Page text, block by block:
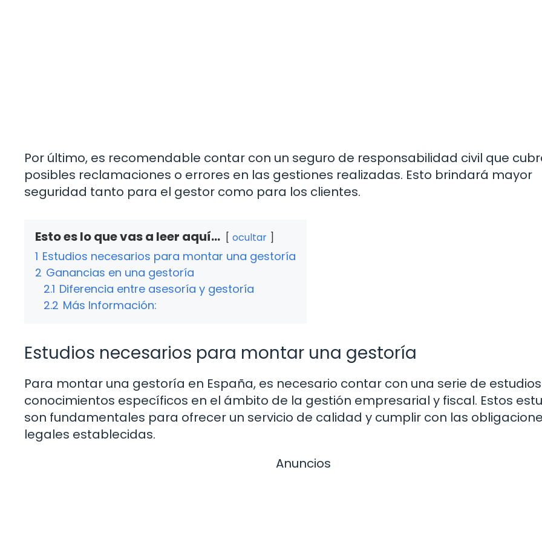
Por último, es recomendable contar con un seguro de responsabilidad civil que
posibles reclamaciones o errores en las gestiones realizadas. Esto brindará mayor
seguridad tanto para el gestor como para los clientes.
Esto es lo que vas a leer aquí... ocultar
1 Estudios necesarios para montar una gestoría
2 Ganancias en una gestoría
2.1 Diferencia entre asesoría y gestoría
2.2 Más Información:
Estudios necesarios para montar una gestoría
Para montar una gestoría en España, es necesario contar con una serie de
conocimientos específicos en el ámbito de la gestión empresarial y fiscal. Estos
son fundamentales para ofrecer un servicio de calidad y cumplir con las
legales establecidas.
Anuncios